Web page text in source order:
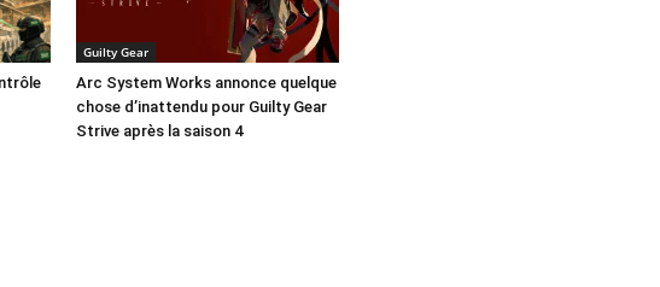
Guilty Gear
Arc System Works annonce quelque
chose d’inattendu pour Guilty Gear
Strive après la saison 4